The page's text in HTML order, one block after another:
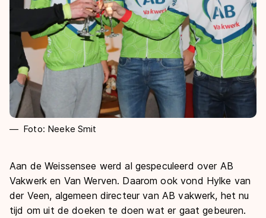
Foto: Neeke Smit
Aan de Weissensee werd al gespeculeerd over AB
Vakwerk en Van Werven. Daarom ook vond Hylke van
der Veen, algemeen directeur van AB vakwerk, het nu
tijd om uit de doeken te doen wat er gaat gebeuren.